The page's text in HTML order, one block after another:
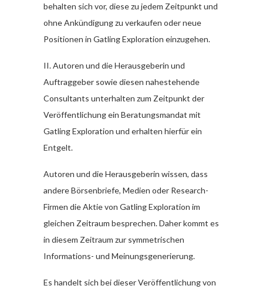
behalten sich vor, diese zu jedem Zeitpunkt und
ohne Ankündigung zu verkaufen oder neue
Positionen in Gatling Exploration einzugehen.
II. Autoren und die Herausgeberin und
Auftraggeber sowie diesen nahestehende
Consultants unterhalten zum Zeitpunkt der
Veröffentlichung ein Beratungsmandat mit
Gatling Exploration und erhalten hierfür ein
Entgelt.
Autoren und die Herausgeberin wissen, dass
andere Börsenbriefe, Medien oder Research-
Firmen die Aktie von Gatling Exploration im
gleichen Zeitraum besprechen. Daher kommt es
in diesem Zeitraum zur symmetrischen
Informations- und Meinungsgenerierung.
Es handelt sich bei dieser Veröffentlichung von